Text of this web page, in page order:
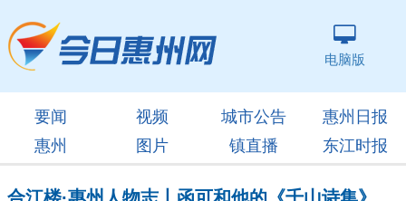
电脑版
要闻 视频 城市公告
惠州日报
惠州
图片 镇直播 东江时报